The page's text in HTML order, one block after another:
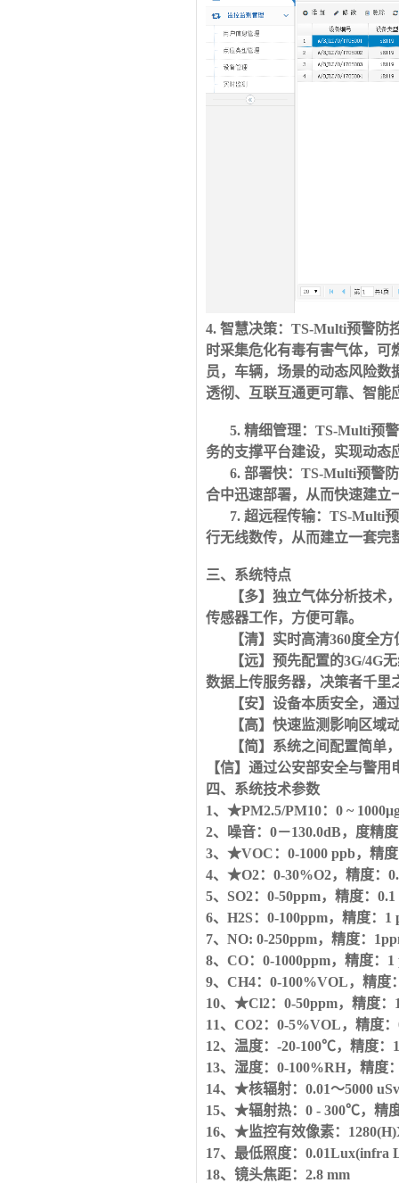
4. 智慧决策： TS-Multi预警防
时采集危化有毒有害气体，
员，车辆，场景的动态风险数
透彻、互联互通更可靠、智能
5. 精细管理： TS-Multi预
务的支撑平台建设，实现动态
6. 部署快： TS-Multi预警
合中迅速部署，从而快速建立
7. 超远程传输： TS-Multi
行无线数传，从而建立一套完
三、系统特点
【多】独立气体分析技术
传感器工作，方便可靠。
【清】实时高清360度全方
【远】预先配置的3G/4G
数据上传服务器，决策者千里
【安】设备本质安全，通
【高】快速监测影响区域
【简】系统之间配置简单
【信】通过公安部安全与警
四、系统技术参数
1、★PM2.5/PM10：0 ~
2、噪音：0－130.0dB，度精
3、★VOC：0-1000 ppb，精
4、★O2：0-30%O2， 精度：
5、SO2：0-50ppm，精度：
6、H2S：0-100ppm，精度：1
7、NO: 0-250ppm，精度：
8、CO：0-1000ppm，精度：1
9、CH4：0-100%VOL，精度
10、★Cl2： 0-50ppm，精度：
11、CO2： 0-5%VOL，精度
12、温度：-20-100℃，精度
13、湿度：0-100%RH，精度
14、★核辐射：0.01～5000
15、 ★辐射热：0 - 300℃，精
16、 ★监控有效像素：
17、最低照度：0.01Lux(infra
18、镜头焦距：